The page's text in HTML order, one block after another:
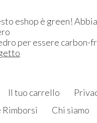
eshop è green!
per essere carbon-
Il tuo carrello
Rimborsi
Chi siamo